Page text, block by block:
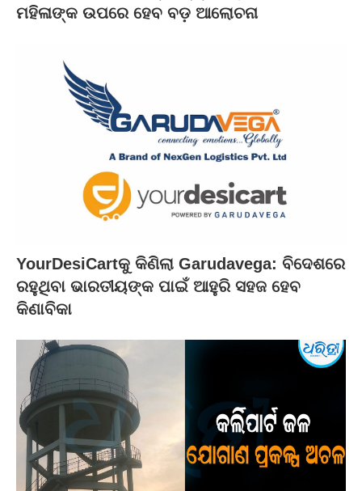
ମହିଳାଙ୍କ ଉପରେ ହେବ ବଡ଼ ଆଲୋଚନା
YourDesiCartକୁ କିଣିଲା Garudavega: ବିଦେଶରେ
ରହୁଥିବା ଭାରତୀୟଙ୍କ ପାଇଁ ଆହୁରି ସହଜ ହେବ
କିଣାବିକା